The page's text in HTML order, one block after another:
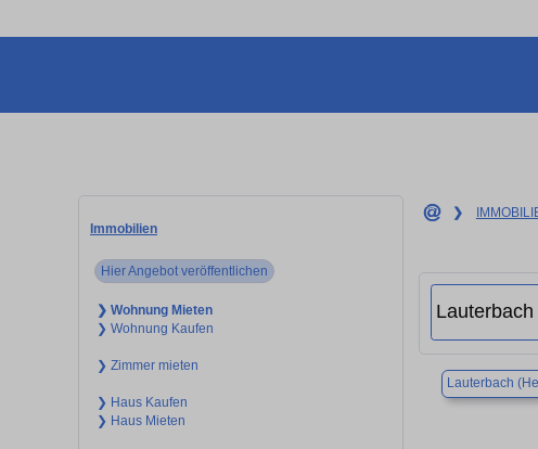
Immobilien
Hier Angebot veröffentlichen
❯ Wohnung Mieten
❯ Wohnung Kaufen
❯ Zimmer mieten
❯ Haus Kaufen
❯ Haus Mieten
❯
Lauterbach